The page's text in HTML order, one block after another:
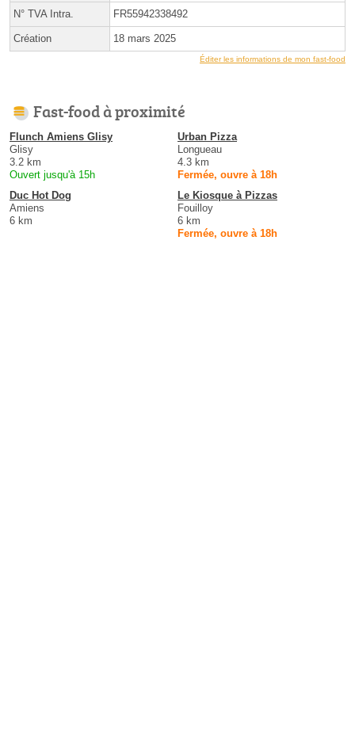
N° TVA Intra. FR55942338492
Création 18 mars 2025
Éditer les informations de mon fast-food
Fast-food à proximité
Flunch Amiens Glisy
Glisy
3.2 km
Ouvert jusqu'à 15h
Urban Pizza
Longueau
4.3 km
Fermée, ouvre à 18h
Duc Hot Dog
Amiens
6 km
Le Kiosque à Pizzas
Fouilloy
6 km
Fermée, ouvre à 18h